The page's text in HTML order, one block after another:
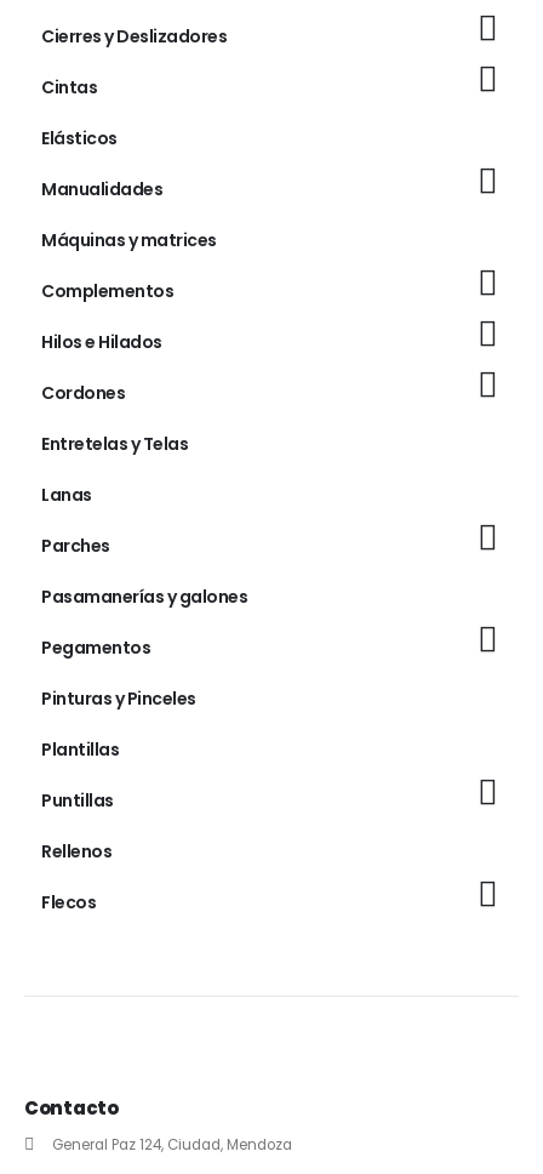
Cierres y Deslizadores
Cintas
Elásticos
Manualidades
Máquinas y matrices
Complementos
Hilos e Hilados
Cordones
Entretelas y Telas
Lanas
Parches
Pasamanerías y galones
Pegamentos
Pinturas y Pinceles
Plantillas
Puntillas
Rellenos
Flecos
Contacto
General Paz 124, Ciudad, Mendoza